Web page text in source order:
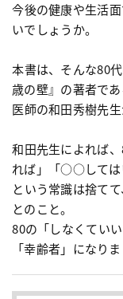
今後の健康や生活
いでしょうか。
本書は、そんな80
歳の壁』の著者であ
医師の和田秀樹先生
和田先生によれば
れば」「○○しては
という常識は捨て
とのこと。
80の「しなくてい
「幸齢者」になり